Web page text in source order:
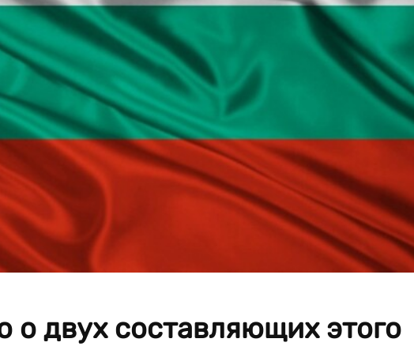
о двух составляющих этого